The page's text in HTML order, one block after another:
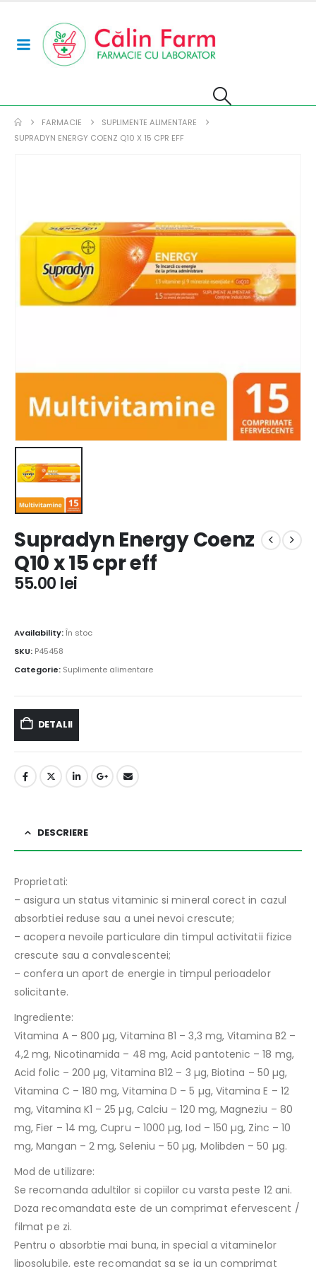
FARMACIE
SUPLIMENTE ALIMENTARE
SUPRADYN ENERGY COENZ Q10 X 15 CPR EFF
Supradyn Energy Coenz
Q10 x 15 cpr eff
55.00 lei
Availability:În stoc
SKU: P45458
Categorie: Suplimente alimentare
DETALII
DESCRIERE
Proprietati:
– asigura un status vitaminic si mineral corect in cazul
absorbtiei reduse sau a unei nevoi crescute;
– acopera nevoile particulare din timpul activitatii fizice
crescute sau a convalescentei;
– confera un aport de energie in timpul perioadelor
solicitante.
Ingrediente:
Vitamina A – 800 µg, Vitamina B1 – 3,3 mg, Vitamina B2 –
4,2 mg, Nicotinamida – 48 mg, Acid pantotenic – 18 mg,
Acid folic – 200 µg, Vitamina B12 – 3 µg, Biotina – 50 µg,
Vitamina C – 180 mg, Vitamina D – 5 µg, Vitamina E – 12
mg, Vitamina K1 – 25 µg, Calciu – 120 mg, Magneziu – 80
mg, Fier – 14 mg, Cupru – 1000 µg, Iod – 150 µg, Zinc – 10
mg, Mangan – 2 mg, Seleniu – 50 µg, Molibden – 50 µg.
Mod de utilizare:
Se recomanda adultilor si copiilor cu varsta peste 12 ani.
Doza recomandata este de un comprimat efervescent /
filmat pe zi.
Pentru o absorbtie mai buna, in special a vitaminelor
liposolubile, este recomandat sa se ia un comprimat